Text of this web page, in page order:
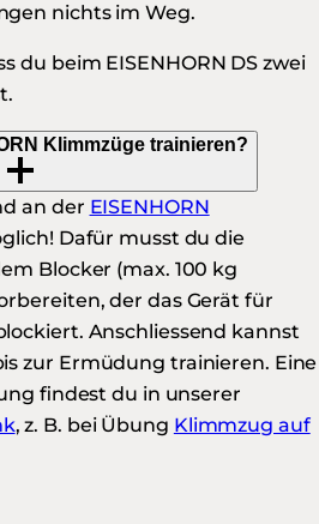
nichts im Weg.
du beim EISENHORN DS zwei
Klimmzüge trainieren?
an der EISENHORN
Dafür musst du die
Blocker (max. 100 kg
der das Gerät für
Anschliessend kannst
zur Ermüdung trainieren. Eine
findest du in unserer
, z. B. bei Übung Klimmzug auf